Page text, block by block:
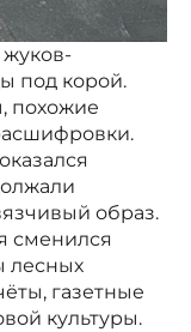
жуков-
под корой.
похожие
образ.
сменился
лесных
газетные
культуры.